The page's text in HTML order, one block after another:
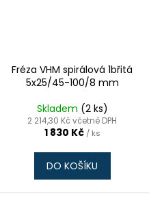
Fréza VHM spirálová 1břitá
5x25/45-100/8 mm
Skladem (2 ks)
2 214,30 Kč včetně DPH
1 830 Kč / ks
DO KOŠÍKU